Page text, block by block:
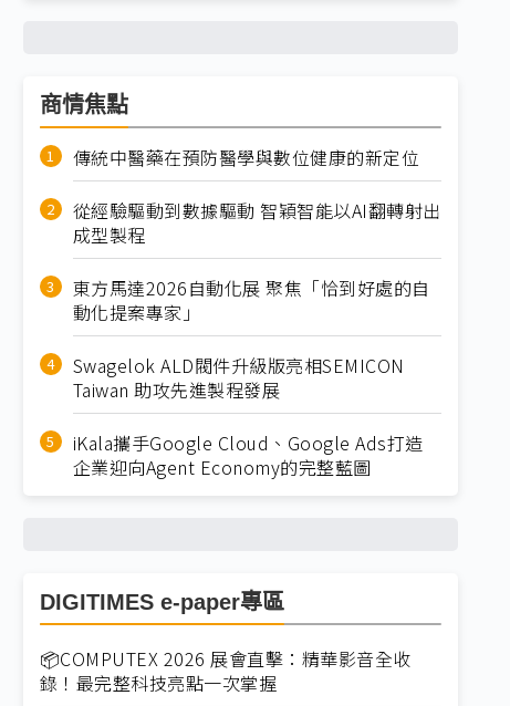
商情焦點
傳統中醫藥在預防醫學與數位健康的新定位
從經驗驅動到數據驅動 智穎智能以AI翻轉射出
成型製程
東方馬達2026自動化展 聚焦「恰到好處的自
動化提案專家」
Swagelok ALD閥件升級版亮相SEMICON
Taiwan 助攻先進製程發展
iKala攜手Google Cloud、Google Ads打造
企業迎向Agent Economy的完整藍圖
DIGITIMES e-paper專區
📦COMPUTEX 2026 展會直擊：精華影音全收
錄！最完整科技亮點一次掌握